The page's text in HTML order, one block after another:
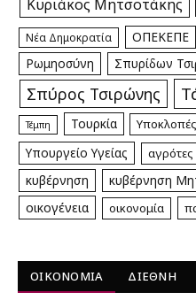
Κυριάκος Μητσοτάκης
Νέα Δημοκρατία ΟΠΕΚΕΠΕ
Ρωμηοσύνη Σπυρίδων
Σπύρος Τσιρώνης
Τέμπη Τουρκία Υποκλοπές
Υπουργείο Υγείας αγρότες
κυβέρνηση κυβέρνηση
οικογένεια οικονομία
ΟΙΚΟΝΟΜΙΑ ΔΙΕΘΝΗ